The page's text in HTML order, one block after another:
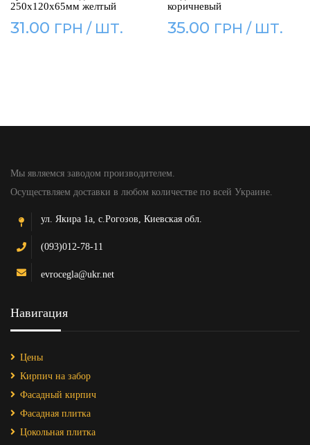
250x120x65мм желтый
31.00
коричневый
35.00
Мы являемся заводом производителем.
Осуществляем доставки в любом количестве по всей Украине.
ул. Якира 1а, с.Рогозов, Киевская обл.
(093)012-78-11
evrocegla@ukr.net
Навигация
Цены
Кирпич на забор
Фасадный кирпич
Фасадная плитка
Цокольная плитка